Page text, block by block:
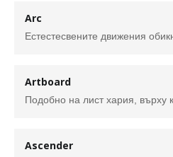
Arc
Artboard
Ascender